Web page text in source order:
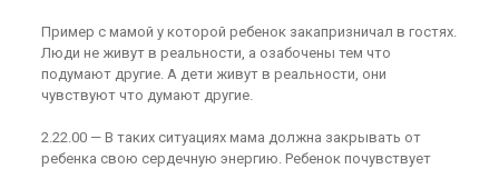
Пример с мамой у которой ребенок закапризничал в гостях.
Люди не живут в реальности, а озабочены тем что
подумают другие. А дети живут в реальности, они
чувствуют что думают другие.
2.22.00 — В таких ситуациях мама должна закрывать от
ребенка свою сердечную энергию. Ребенок почувствует